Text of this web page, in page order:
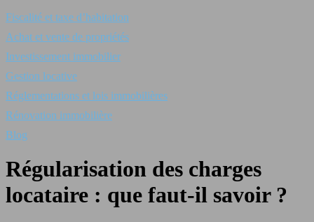
Fiscalité et taxe d’habitation
Achat et vente de propriétés
Investissement immobilier
Gestion locative
Réglementations et lois immobilières
Rénovation immobilière
Blog
Régularisation des charges
locataire : que faut-il savoir ?